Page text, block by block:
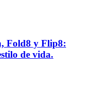
Fold8 y Flip8:
de vida.